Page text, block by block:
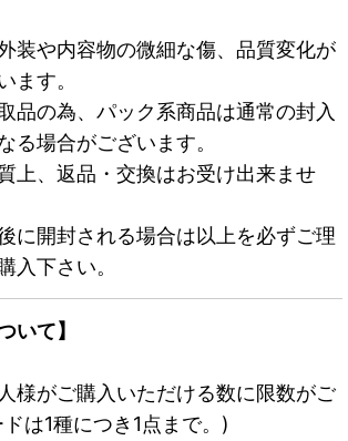
装や内容物の微細な傷、品質変化が
ます。
品の為、パック系商品は通常の封入
る場合がございます。
上、返品・交換はお受け出来ませ
に開封される場合は以上を必ずご理
入下さい。
いて】
様がご購入いただける数に限数がご
は1種につき1点まで。)